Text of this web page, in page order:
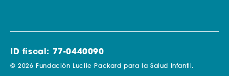
ID fiscal: 77-0440090
© 2026 Fundación Lucile Packard para la Salud Infantil.